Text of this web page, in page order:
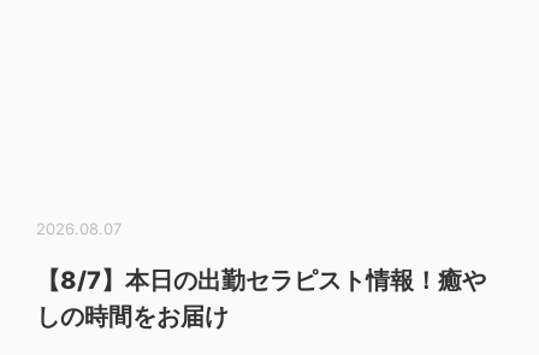
2026.08.07
【8/7】本日の出勤セラピスト情報！癒や
しの時間をお届け